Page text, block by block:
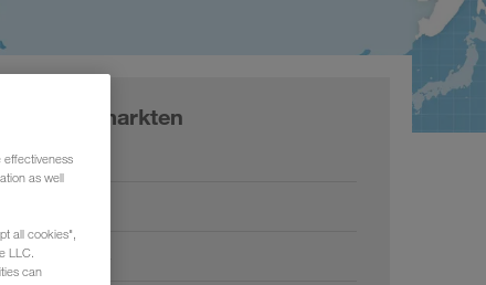
Onze markten
Europa
effectiveness
as well
all cookies",
LLC.
can